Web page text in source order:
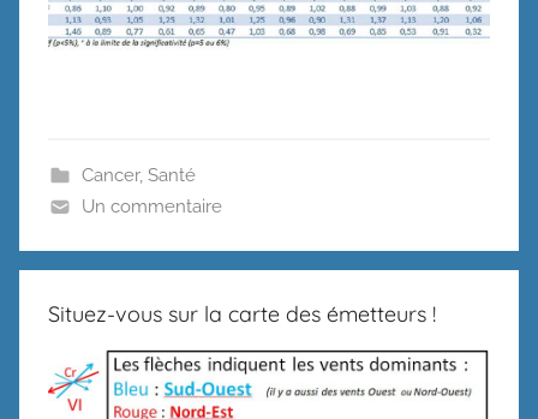
Cancer, Santé
Un commentaire
Situez-vous sur la carte des émetteurs !